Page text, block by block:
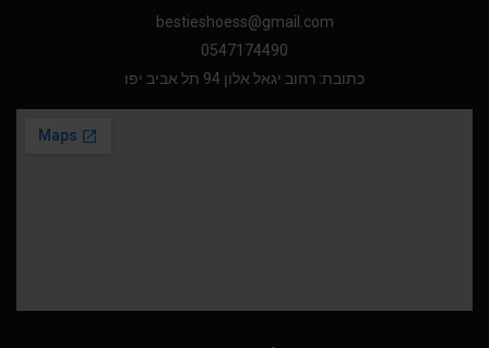
bestieshoess@gmail.com
0547174490
כתובת: רחוב יגאל אלון 94 תל אביב יפו